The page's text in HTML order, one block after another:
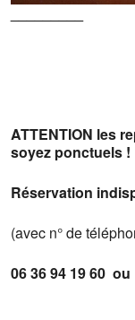
ATTENTION les
soyez ponctuels !
Réservation
(avec n° de
06 36 94 19 60 ou